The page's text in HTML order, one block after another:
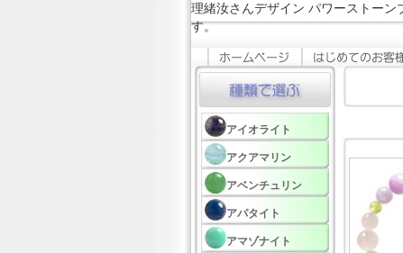
理緒汝さんデザイン パワーストー
す。
アイオライト
アクアマリン
アベンチュリン
アパタイト
アマゾナイト